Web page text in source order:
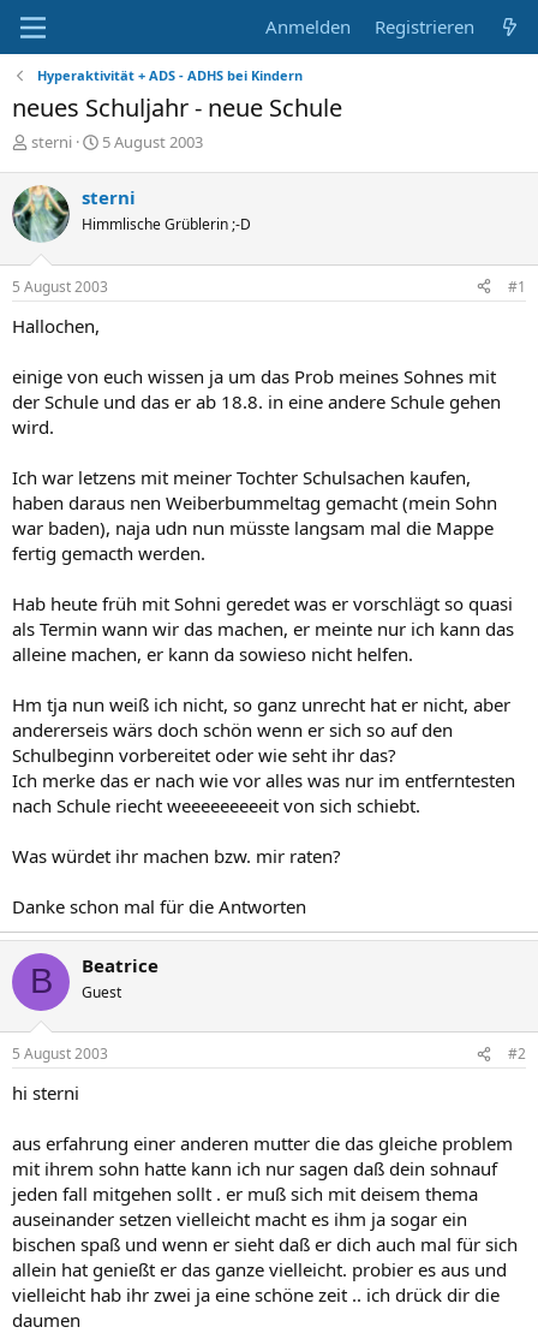
Anmelden Registrieren
Hyperaktivität + ADS - ADHS bei Kindern
neues Schuljahr - neue Schule
E
s
t
e
l
l
e
sterni
E
t
e
l
t
5 August 2003
sterni
Himmlische Grüblerin ;-D
5 August 2003 #1
Hallochen,
einige von euch wissen ja um das Prob meines Sohnes mit
der Schule und das er ab 18.8. in eine andere Schule gehen
wird.
Ich war letzens mit meiner Tochter Schulsachen kaufen,
haben daraus nen Weiberbummeltag gemacht (mein Sohn
war baden), naja udn nun müsste langsam mal die Mappe
fertig gemacth werden.
Hab heute früh mit Sohni geredet was er vorschlägt so quasi
als Termin wann wir das machen, er meinte nur ich kann das
alleine machen, er kann da sowieso nicht helfen.
Hm tja nun weiß ich nicht, so ganz unrecht hat er nicht, aber
andererseis wärs doch schön wenn er sich so auf den
Schulbeginn vorbereitet oder wie seht ihr das?
Ich merke das er nach wie vor alles was nur im entferntesten
nach Schule riecht weeeeeeeeeit von sich schiebt.
Was würdet ihr machen bzw. mir raten?
Danke schon mal für die Antworten
B Beatrice
Guest
5 August 2003 #2
hi sterni
aus erfahrung einer anderen mutter die das gleiche problem
mit ihrem sohn hatte kann ich nur sagen daß dein sohnauf
jeden fall mitgehen sollt . er muß sich mit deisem thema
auseinander setzen vielleicht macht es ihm ja sogar ein
bischen spaß und wenn er sieht daß er dich auch mal für sich
allein hat genießt er das ganze vielleicht. probier es aus und
vielleicht hab ihr zwei ja eine schöne zeit .. ich drück dir die
daumen